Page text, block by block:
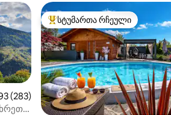
შეფასებაა 5‑დან 4,93, 283
(283)
სტუმართა რჩეული მოწინავე
სტუმართა რჩეული